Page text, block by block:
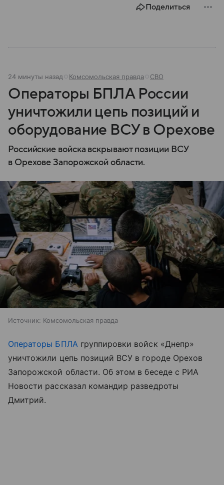
Поделиться
24 минуты назад Комсомольская правда СВО
Операторы БПЛА России
уничтожили цепь позиций и
оборудование ВСУ в Орехове
Российские войска вскрывают позиции ВСУ
в Орехове Запорожской области.
Источник: Комсомольская правда
Операторы БПЛАгруппировки войск «Днепр»
уничтожили цепь позиций ВСУ в городе Орехов
Запорожской области. Об этом в беседе с РИА
Новости рассказал командир разведроты
Дмитрий.